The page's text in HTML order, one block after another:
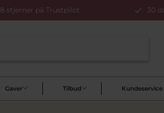
stjerner på Trustpilot 30
Gaver Tilbud Kundeservice